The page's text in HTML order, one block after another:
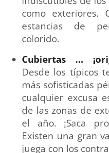
como exteriores.
estancias de
colorido.
Cubiertas …
Desde los típicos
más sofisticadas
cualquier excusa
de las zonas de
el año. ¡Saca
Existen una gran
juega con los